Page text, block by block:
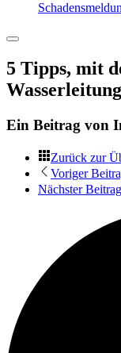
5 Tipps, mit
Ein Beitrag von
Zurück zur
Voriger
Nächster Beitrag